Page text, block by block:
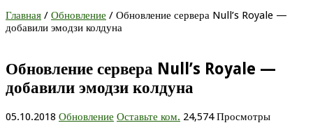
Главная / Обновление / Обновление сервера Null’s Royale —
добавили эмодзи колдуна
Обновление сервера Null’s Royale —
добавили эмодзи колдуна
05.10.2018 Обновление Оставьте ком. 24,574 Просмотры